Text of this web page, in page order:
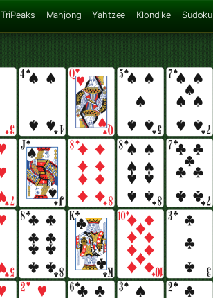
TriPeaks Mahjong Yahtzee Klondike Sudoku